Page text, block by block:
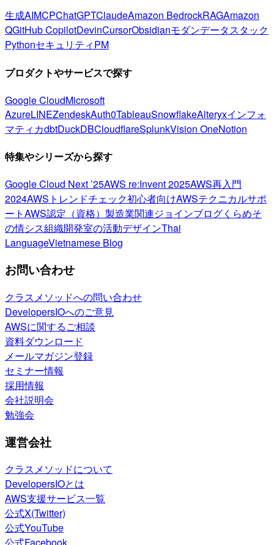
生成AIMCPChatGPTClaudeAmazon BedrockRAGAmazon
QGitHub CopilotDevinCursorObsidianモダンデータスタック
PythonセキュリティPM
プロダクトやサービスで探す
Google CloudMicrosoft
AzureLINEZendeskAuth0TableauSnowflakeAlteryxインフォ
マティカdbtDuckDBCloudflareSplunkVision OneNotion
特集やシリーズから探す
Google Cloud Next ’25AWS re:Invent 2025AWS再入門
2024AWSトレンドチェック初心者向けAWSテクニカルサポ
ートAWS認定（資格） 製造業関連ジョインブログくらめそ
の情シス組織開発室の活動デザインThai
LanguageVietnamese Blog
お問い合わせ
クラスメソッドへの問い合わせ
DevelopersIOへのご意見
AWSに関するご相談
資料ダウンロード
メールマガジン登録
セミナー情報
採用情報
会社説明会
勉強会
運営会社
クラスメソッドについて
DevelopersIOとは
AWS支援サービス一覧
公式X(Twitter)
公式YouTube